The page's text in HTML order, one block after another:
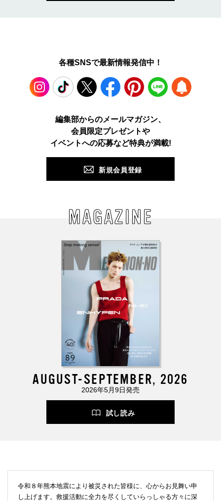
各種SNSで最新情報発信中！
TikTok X Facebook Pinterest LINE
編集部からのメールマガジン、
会員限定プレゼントや
イベントへの応募など特典が満載!
新規会員登録
MAGAZINE
AUGUST-SEPTEMBER, 2026
2026年5月9日発売
試し読み
令和８年熊本地震により被災された皆様に、心からお見舞い申
し上げます。救援活動に全力を尽くしていらっしゃる方々に深